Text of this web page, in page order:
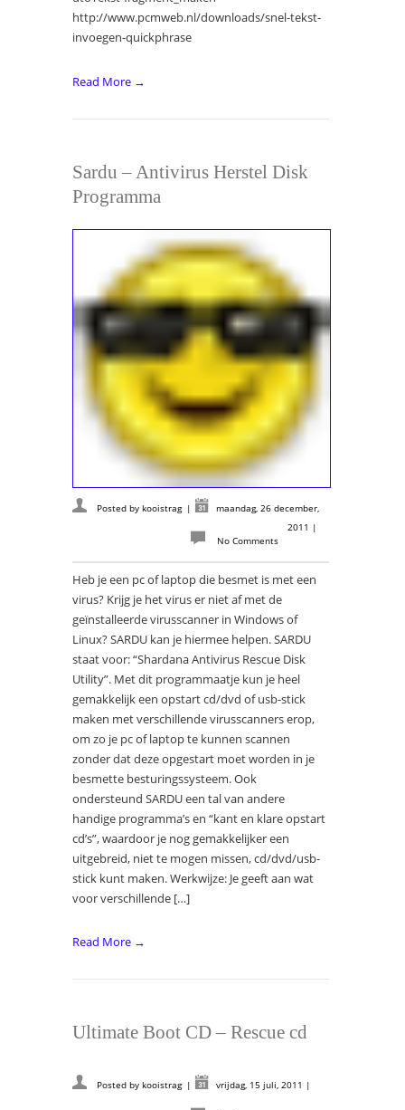
http://www.pcmweb.nl/downloads/snel-tekst-
invoegen-quickphrase
Read More →
Sardu – Antivirus Herstel Disk
Programma
Posted by kooistrag |
maandag, 26 december,
2011 |
No Comments
Heb je een pc of laptop die besmet is met een
virus? Krijg je het virus er niet af met de
geïnstalleerde virusscanner in Windows of
Linux? SARDU kan je hiermee helpen. SARDU
staat voor: “Shardana Antivirus Rescue Disk
Utility”. Met dit programmaatje kun je heel
gemakkelijk een opstart cd/dvd of usb-stick
maken met verschillende virusscanners erop,
om zo je pc of laptop te kunnen scannen
zonder dat deze opgestart moet worden in je
besmette besturingssysteem. Ook
ondersteund SARDU een tal van andere
handige programma’s en “kant en klare opstart
cd’s”, waardoor je nog gemakkelijker een
uitgebreid, niet te mogen missen, cd/dvd/usb-
stick kunt maken. Werkwijze: Je geeft aan wat
voor verschillende […]
Read More →
Ultimate Boot CD – Rescue cd
Posted by kooistrag | vrijdag, 15 juli, 2011 |